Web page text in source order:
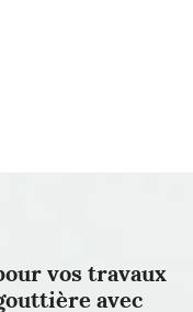
vos travaux
avec